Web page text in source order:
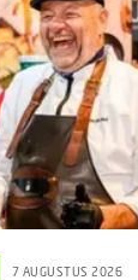
7 AUGUSTUS 2026